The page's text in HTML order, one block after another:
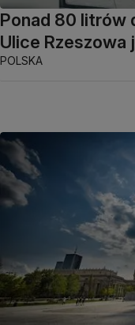
Ponad 80 litrów
Ulice Rzeszowa
POLSKA